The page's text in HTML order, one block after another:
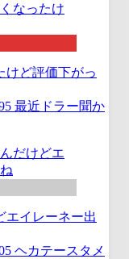
けど評価下がっ
最近ドラー聞か
エイレーネー出
ヘカテースタメ